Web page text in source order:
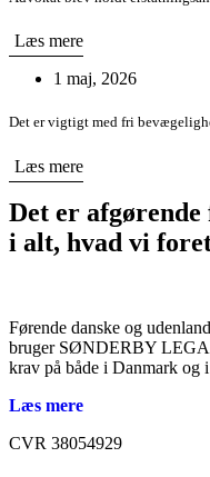
Læs mere
1 maj, 2026
Det er vigtigt med fri
Læs mere
Det er
i alt, hvad vi
Førende danske og
bruger SØNDERBY
krav på både i Danmark og
Læs mere
CVR 38054929